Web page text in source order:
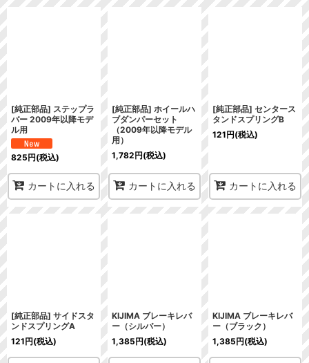
[純正部品] ステップラ
バー 2009年以降モデ
ル用
825円(税込)
カートに入れる
[純正部品] ホイールハ
ブダンパーセット
（2009年以降モデル
用）
1,782円(税込)
カートに入れる
[純正部品] センタース
タンドスプリングB
121円(税込)
カートに入れる
[純正部品] サイドスタ
ンドスプリングA
121円(税込)
KIJIMA ブレーキレバ
ー（シルバー）
1,385円(税込)
KIJIMA ブレーキレバ
ー（ブラック）
1,385円(税込)